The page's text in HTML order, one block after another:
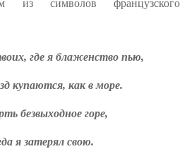
из символов французского
где я блаженство пью,
купаются, как в море.
безвыходное горе,
я затерял свою.